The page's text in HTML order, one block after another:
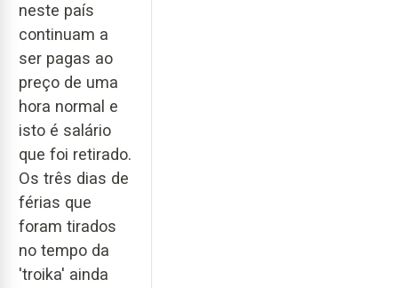
neste país
continuam a
ser pagas ao
preço de uma
hora normal e
isto é salário
que foi retirado.
Os três dias de
férias que
foram tirados
no tempo da
'troika' ainda